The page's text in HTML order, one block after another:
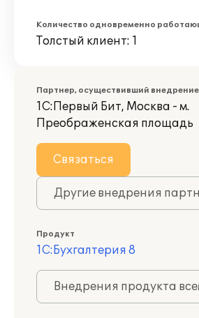
Количество одновременно
Толстый клиент: 1
Партнер, осуществивший
1С:Первый Бит, Москва - м.
Преображенская площадь
Связаться
Другие внедрения
Продукт
1С:Бухгалтерия 8
Внедрения продукта